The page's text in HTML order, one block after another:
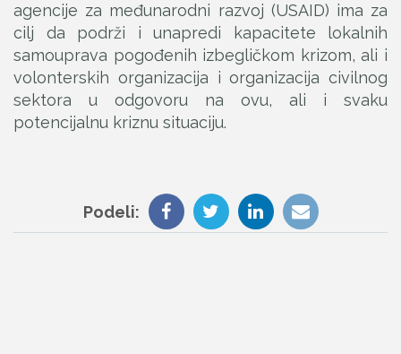
agencije za međunarodni razvoj (USAID) ima za
cilj da podrži i unapredi kapacitete lokalnih
samouprava pogođenih izbegličkom krizom, ali i
volonterskih organizacija i organizacija civilnog
sektora u odgovoru na ovu, ali i svaku
potencijalnu kriznu situaciju.
Podeli: